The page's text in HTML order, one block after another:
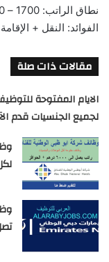
نطاق الراتب: 1700 – 1800 درهم / شهر
الفوائد: النقل +
مقالات ذات صلة
الايام المفتوحة
لجميع الجنسيات قدم
تصل